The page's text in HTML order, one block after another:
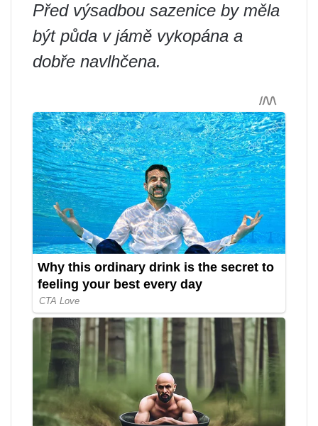
Před výsadbou sazenice by měla
být půda v jámě vykopána a
dobře navlhčena.